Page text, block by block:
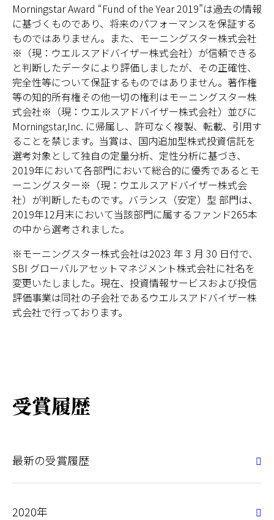
Morningstar Award “Fund of the Year 2019”は過去の情報
に基づくものであり、将来のパフォーマンスを保証する
ものではありません。また、モーニングスター株式会社
※（現：ウエルスアドバイザー株式会社）が信頼できる
と判断したデータにより評価しましたが、その正確性、
完全性等について保証するものではありません。著作権
等の知的所有権その他一切の権利はモーニングスター株
式会社※（現：ウエルスアドバイザー株式会社）並びに
Morningstar,Inc. に帰属し、許可なく複製、転載、引用す
ることを禁じます。当賞は、国内追加型株式投資信託を
選考対象として独自の定量分析、定性分析に基づき、
2019年において各部門において総合的に優秀であるとモ
ーニングスター※（現：ウエルスアドバイザー株式会
社）が判断したものです。バランス（安定）型 部門は、
2019年12月末において当該部門に属するファンド265本
の中から選考されました。
※モーニングスター株式会社は2023 年 3 月 30 日付で、
SBI グローバルアセットマネジメント株式会社に社名を
変更いたしました。現在、投資情報サービスおよび投信
評価事業は同社の子会社であるウエルスアドバイザー株
式会社で行っております。
受賞履歴
最新の受賞履歴
2020年